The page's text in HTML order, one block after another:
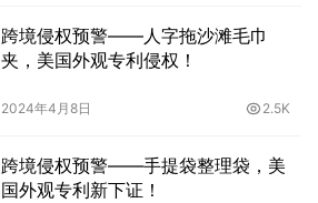
跨境侵权预警——人字拖沙滩毛巾
夹，美国外观专利侵权！
2024年4月8日 2.5K
跨境侵权预警——手提袋整理袋，美
国外观专利新下证！